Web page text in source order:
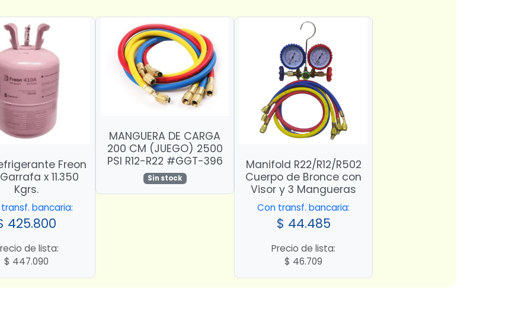
Freon
x 11.350
Kgrs.
bancaria:
425.800
de lista:
$ 447.090
MANGUERA DE CARGA
200 CM (JUEGO) 2500
PSI R12-R22 #GGT-396
Sin stock
Manifold R22/R12/R502
Cuerpo de Bronce con
Visor y 3 Mangueras
Con transf. bancaria:
$ 44.485
Precio de lista:
$ 46.709